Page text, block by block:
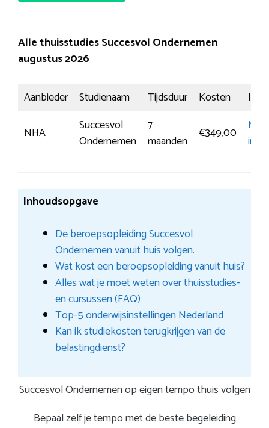
Alle thuisstudies Succesvol Ondernemen
augustus 2026
Aanbieder Studienaam Tijdsduur Kosten
NHA
Succesvol
Ondernemen
7
maanden
€349,00
Inhoudsopgave
De beroepsopleiding Succesvol
Ondernemen vanuit huis volgen.
Wat kost een beroepsopleiding vanuit huis?
Alles wat je moet weten over thuisstudies-
en cursussen (FAQ)
Top-5 onderwijsinstellingen Nederland
Kan ik studiekosten terugkrijgen van de
belastingdienst?
Succesvol Ondernemen op eigen tempo thuis volgen
Bepaal zelf je tempo met de beste begeleiding